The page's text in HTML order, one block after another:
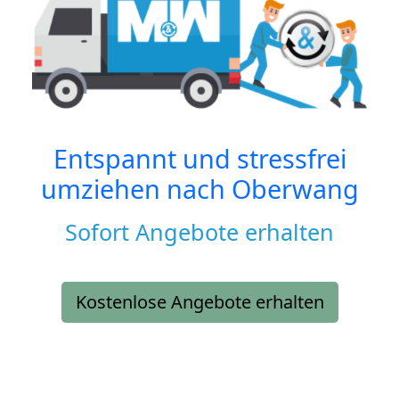
Entspannt und stressfrei
umziehen nach Oberwang
Sofort Angebote erhalten
Kostenlose Angebote erhalten